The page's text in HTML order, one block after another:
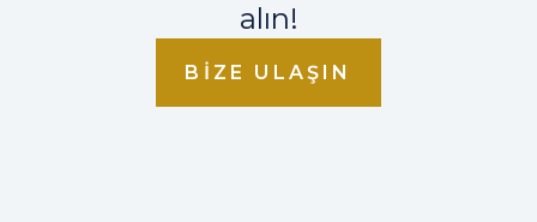
alın!
BIZE ULAŞIN